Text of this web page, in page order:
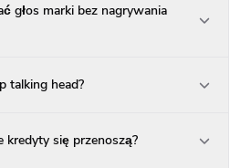
głos marki bez nagrywania
talking head?
kredyty się przenoszą?